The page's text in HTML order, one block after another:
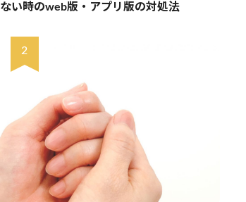
ない時のweb版・アプリ版の対処法